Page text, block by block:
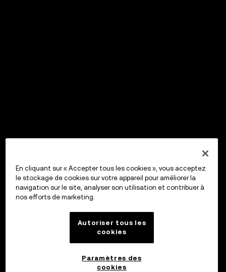
En cliquant sur « Accepter tous les cookies », vous acceptez
le stockage de cookies sur votre appareil pour améliorer la
navigation sur le site, analyser son utilisation et contribuer à
nos efforts de marketing.
Autoriser tous les
cookies
Paramètres des
cookies